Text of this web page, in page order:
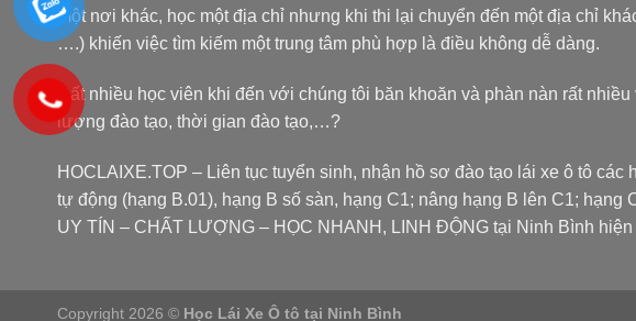
một nơi khác, học một địa chỉ nhưng khi thi lại chuyển đến một địa chỉ
….) khiến việc tìm kiếm một trung tâm phù hợp là điều không dễ dàng.
Rất nhiều học viên khi đến với chúng tôi băn khoăn và phàn nàn rất nhiều
lượng đào tạo, thời gian đào tạo,…?
HOCLAIXE.TOP – Liên tục tuyển sinh, nhận hồ sơ đào tạo lái xe ô tô các
tự động (hạng B.01), hạng B số sàn, hạng C1; nâng hạng B lên C1; hạng
UY TÍN – CHẤT LƯỢNG – HỌC NHANH, LINH ĐỘNG tại Ninh Bình hiện
Copyright 2026 © Học Lái Xe Ô tô tại Ninh Bình